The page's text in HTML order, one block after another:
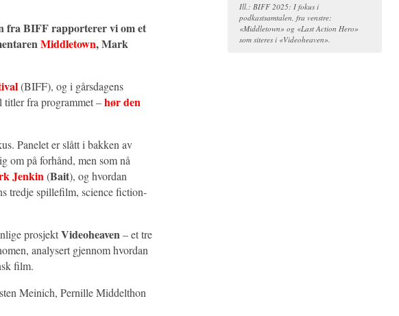
fra BIFF rapporterer vi om et
Middletown, Mark
(BIFF), og i gårsdagens
titler fra programmet –hør den
Panelet er slått i bakken av
om på forhånd, men som nå
Jenkin(Bait), og hvordan
tredje spillefilm, science fiction-
prosjektVideoheaven– et tre
analysert gjennom hvordan
film.
Meinich, Pernille Middelthon
Ill.: BIFF 2025: I fokus i
podkastsamtalen, fra venstre:
«Middletown» og «Last Action Hero»
som siteres i «Videoheaven».